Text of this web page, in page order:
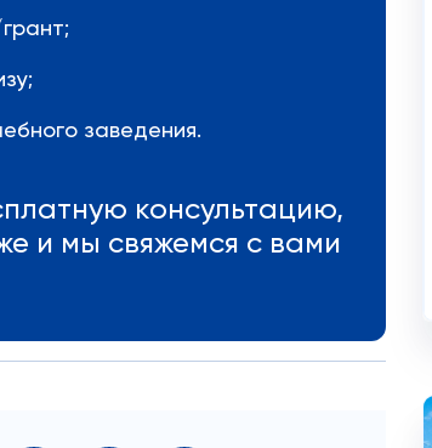
заведения.
консультацию,
и мы свяжемся с вами